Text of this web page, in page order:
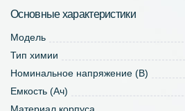
Основные характеристики
Модель
Тип химии
Номинальное напряжение (В)
Емкость (Ач)